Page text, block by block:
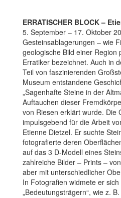
ERRATISCHER BLOCK –
5. September – 17. Oktober
Gesteinsablagerungen – wie
geologische Bild einer Region
Erratiker bezeichnet. Auch in
Teil von faszinierenden
Museum entstandene
„Sagenhafte Steine in der
Auftauchen dieser
von Riesen erklärt wurde. Die
impulsgebend für die Arbeit
Etienne Dietzel. Er suchte
fotografierte deren
auf das 3 D-Modell eines
zahlreiche Bilder – Prints –
aber mit unterschiedlicher
In Fotografien widmete er
„Bedeutungsträgern“, wie z.